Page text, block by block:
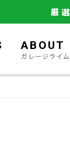
厳
ABOUT
ガレージライ